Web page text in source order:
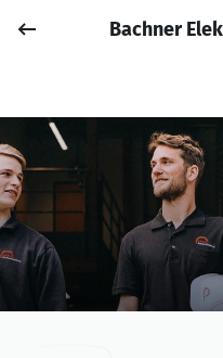
Bachner